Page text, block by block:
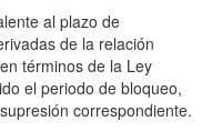
al plazo de
de la relación
términos de la Ley
el periodo de bloqueo,
correspondiente.